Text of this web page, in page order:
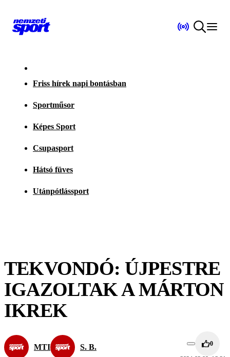
Friss hírek napi bontásban
Sportműsor
Képes Sport
Csupasport
Hátsó füves
Utánpótlássport
TEKVONDÓ: ÚJPESTRE
IGAZOLTAK A MÁRTON
IKREK
MTI S. B. 0